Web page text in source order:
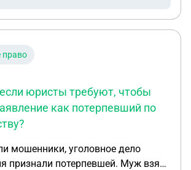
право
юристы требуют, чтобы
как потерпевший по
мошенники, уголовное дело
признали потерпевшей. Муж взял